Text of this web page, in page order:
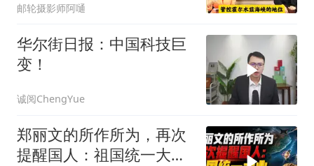
邮轮摄影师阿嗵
华尔街日报：中国科技巨
变！
诚阅ChengYue
郑丽文的所作所为，再次
提醒国人：祖国统一大